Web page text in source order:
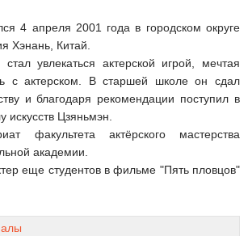
4 апреля 2001 года в городском округе
Хэнань, Китай.
увлекаться актерской игрой, мечтая
с актерском. В старшей школе он сдал
и благодаря рекомендации поступил в
искусств Цзяньмэн.
факультета актёрского мастерства
академии.
еще студентов в фильме "Пять пловцов"